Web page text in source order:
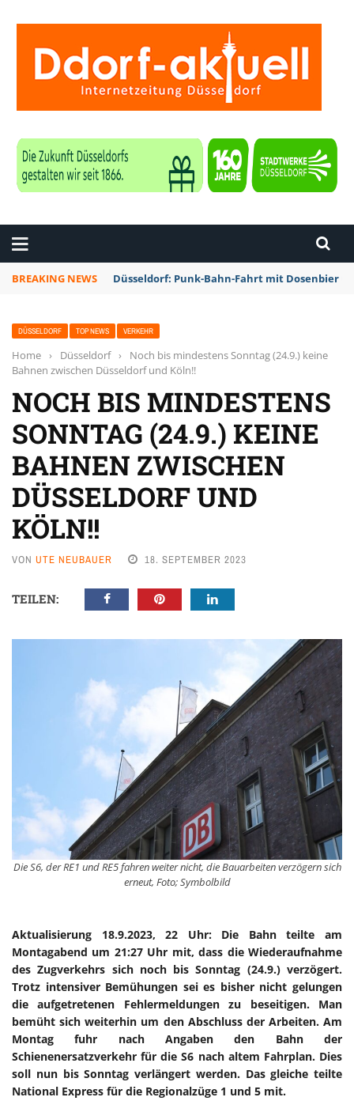
BREAKING NEWS Düsseldorf: Punk-Bahn-Fahrt mit Dosenbier
DÜSSELDORF TOP NEWS VERKEHR
Home › Düsseldorf ›
Noch bis mindestens Sonntag (24.9.) keine
Bahnen zwischen Düsseldorf und Köln!!
NOCH BIS MINDESTENS
SONNTAG (24.9.) KEINE
BAHNEN ZWISCHEN
DÜSSELDORF UND
KÖLN!!
VON UTE NEUBAUER 18. SEPTEMBER 2023
TEILEN:
Die S6, der RE1 und RE5 fahren weiter nicht, die Bauarbeiten verzögern sich
erneut, Foto; Symbolbild
Aktualisierung 18.9.2023, 22 Uhr: Die Bahn teilte am
Montagabend um 21:27 Uhr mit, dass die Wiederaufnahme
des Zugverkehrs sich noch bis Sonntag (24.9.) verzögert.
Trotz intensiver Bemühungen sei es bisher nicht gelungen
die aufgetretenen Fehlermeldungen zu beseitigen. Man
bemüht sich weiterhin um den Abschluss der Arbeiten. Am
Montag fuhr nach Angaben den Bahn der
Schienenersatzverkehr für die S6 nach altem Fahrplan. Dies
soll nun bis Sonntag verlängert werden. Das gleiche teilte
National Express für die Regionalzüge 1 und 5 mit.